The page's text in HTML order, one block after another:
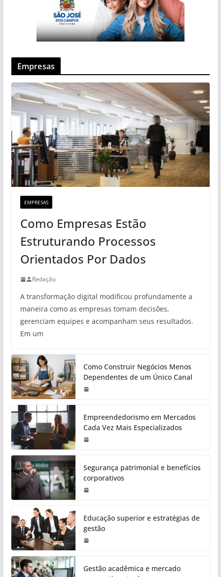
Empresas
EMPRESAS
Como Empresas Estão
Estruturando Processos
Orientados Por Dados
Redação
A transformação digital modificou profundamente a
maneira como as empresas tomam decisões,
gerenciam equipes e acompanham seus resultados.
Em um
Como Construir Negócios Menos
Dependentes de um Único Canal
Empreendedorismo em Mercados
Cada Vez Mais Especializados
Segurança patrimonial e benefícios
corporativos
Educação superior e estratégias de
gestão
Gestão acadêmica e mercado